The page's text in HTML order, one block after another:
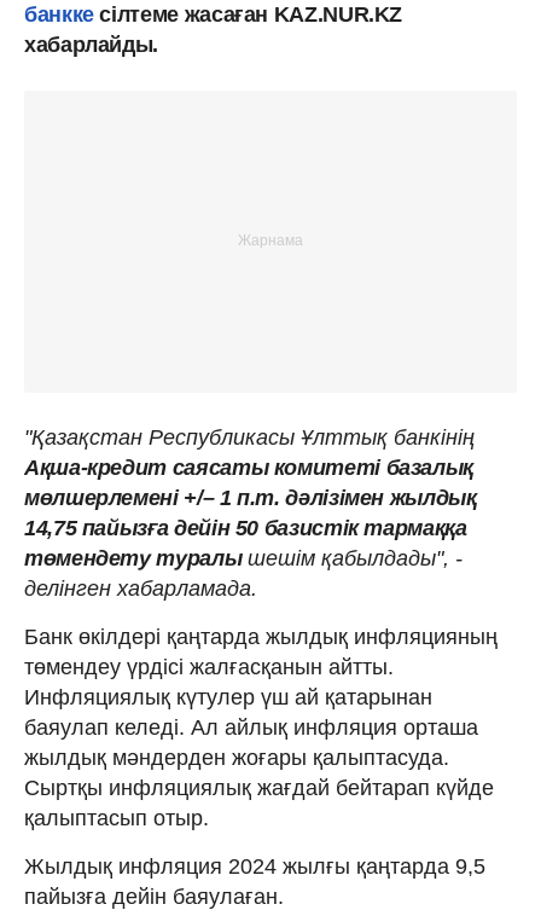
банккесілтеме жасаған KAZ.NUR.KZ
хабарлайды.
"Қазақстан Республикасы Ұлттық банкінің
Ақша-кредит саясаты комитеті базалық
мөлшерлемені +/– 1 п.т. дәлізімен жылдық
14,75 пайызға дейін 50 базистік тармаққа
төмендету туралы шешім қабылдады", -
делінген хабарламада.
Банк өкілдері қаңтарда жылдық инфляцияның
төмендеу үрдісі жалғасқанын айтты.
Инфляциялық күтулер үш ай қатарынан
баяулап келеді. Ал айлық инфляция орташа
жылдық мәндерден жоғары қалыптасуда.
Сыртқы инфляциялық жағдай бейтарап күйде
қалыптасып отыр.
Жылдық инфляция 2024 жылғы қаңтарда 9,5
пайызға дейін баяулаған.